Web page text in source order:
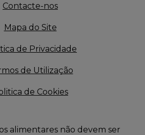
Contacte-nos
Mapa do Site
de Privacidade
de Utilização
de Cookies
alimentares não devem ser